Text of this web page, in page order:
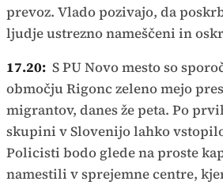
prevoz. Vlado pozivajo, da
ljudje ustrezno nameščeni in
17.20: S PU Novo mesto so
območju Rigonc zeleno mejo
migrantov, danes že peta. Po
skupini v Slovenijo lahko
Policisti bodo glede na proste
namestili v sprejemne centre,